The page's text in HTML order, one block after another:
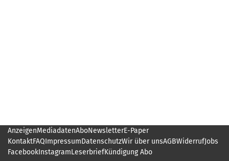
AnzeigenMediadatenAboNewsletterE-Paper
KontaktFAQImpressumDatenschutzWir über unsAGBWiderrufJobs
FacebookInstagramLeserbriefKündigung Abo